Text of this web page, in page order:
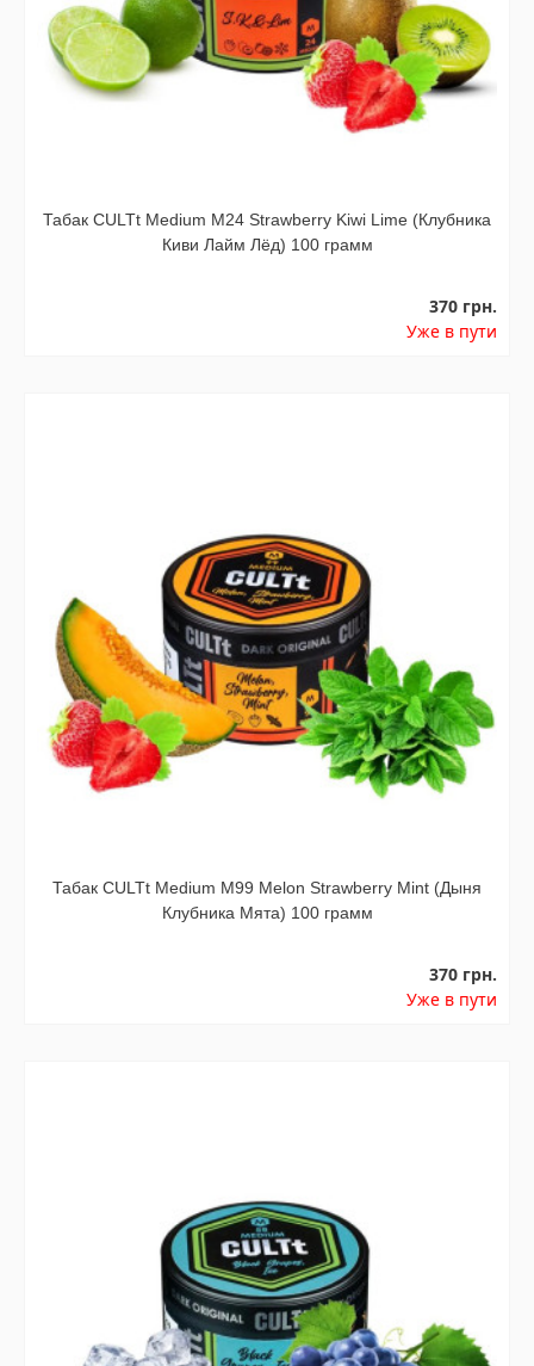
Табак CULTt Medium M24 Strawberry Kiwi Lime (Клубника
Киви Лайм Лёд) 100 грамм
370 грн.
Уже в пути
Табак CULTt Medium M99 Melon Strawberry Mint (Дыня
Клубника Мята) 100 грамм
370 грн.
Уже в пути